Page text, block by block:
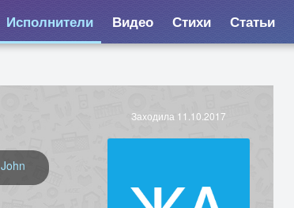
Исполнители Видео Стихи Статьи
John
Заходила 11.10.2017